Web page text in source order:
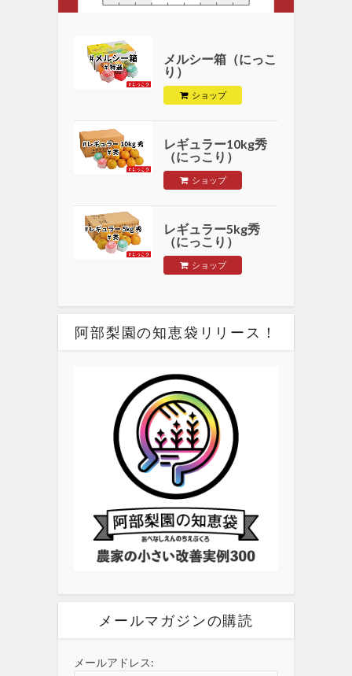
メルシー箱（にっこ
り）
ショップ
レギュラー10kg秀
（にっこり）
ショップ
レギュラー5kg秀
（にっこり）
ショップ
阿部梨園の知恵袋リリース！
メールマガジンの購読
メールアドレス: